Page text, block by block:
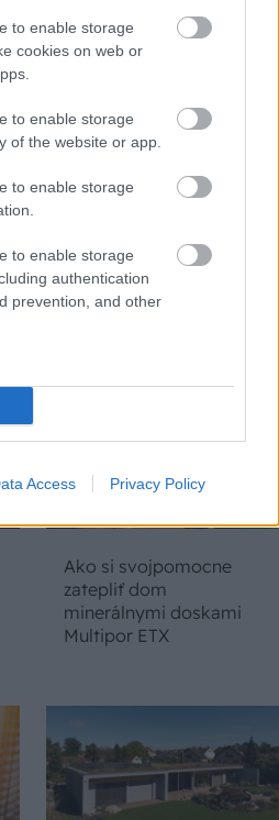
to enable storage
cookies on web or
to enable storage
of the website or app.
to enable storage
to enable storage
authentication
prevention, and other
Access Privacy Policy
Žena, búracie kladivo a
vôňa dreva: Takáto
premena zrubu z roku
Ako si svojpomocne
zatepliť dom
minerálnymi doskami
Multipor ETX